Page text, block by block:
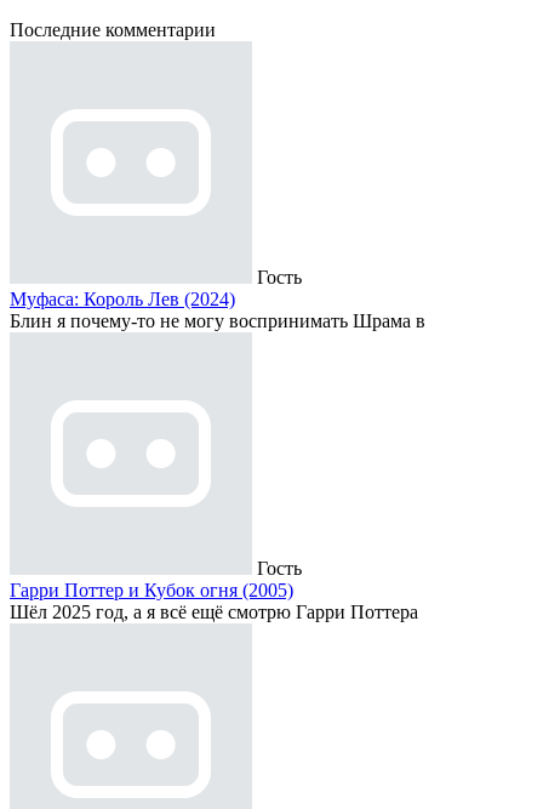
Последние комментарии
Гость
Муфаса: Король Лев (2024)
Блин я почему-то не могу воспринимать Шрама в
Гость
Гарри Поттер и Кубок огня (2005)
Шёл 2025 год, а я всё ещё смотрю Гарри Поттера